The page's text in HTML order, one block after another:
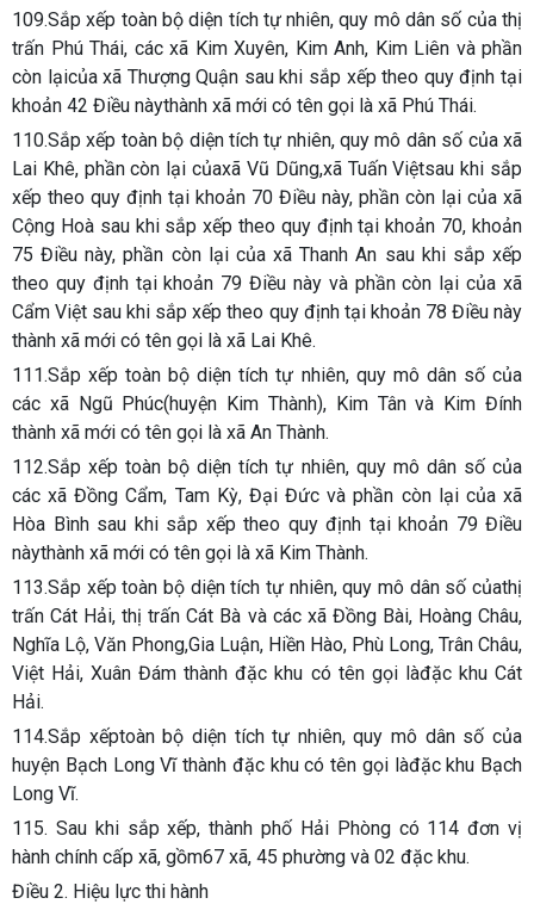
109.Sắp xếp toàn bộ diện tích tự nhiên, quy mô dân số của thị
trấn Phú Thái, các xã Kim Xuyên, Kim Anh, Kim Liên và phần
còn lạicủa xã Thượng Quận sau khi sắp xếp theo quy định tại
khoản 42 Điều nàythành xã mới có tên gọi là xã Phú Thái.
110.Sắp xếp toàn bộ diện tích tự nhiên, quy mô dân số của xã
Lai Khê, phần còn lại củaxã Vũ Dũng,xã Tuấn Việtsau khi sắp
xếp theo quy định tại khoản 70 Điều này, phần còn lại của xã
Cộng Hoà sau khi sắp xếp theo quy định tại khoản 70, khoản
75 Điều này, phần còn lại của xã Thanh An sau khi sắp xếp
theo quy định tại khoản 79 Điều này và phần còn lại của xã
Cẩm Việt sau khi sắp xếp theo quy định tại khoản 78 Điều này
thành xã mới có tên gọi là xã Lai Khê.
111.Sắp xếp toàn bộ diện tích tự nhiên, quy mô dân số của
các xã Ngũ Phúc(huyện Kim Thành), Kim Tân và Kim Đính
thành xã mới có tên gọi là xã An Thành.
112.Sắp xếp toàn bộ diện tích tự nhiên, quy mô dân số của
các xã Đồng Cẩm, Tam Kỳ, Đại Đức và phần còn lại của xã
Hòa Bình sau khi sắp xếp theo quy định tại khoản 79 Điều
nàythành xã mới có tên gọi là xã Kim Thành.
113.Sắp xếp toàn bộ diện tích tự nhiên, quy mô dân số củathị
trấn Cát Hải, thị trấn Cát Bà và các xã Đồng Bài, Hoàng Châu,
Nghĩa Lộ, Văn Phong,Gia Luận, Hiền Hào, Phù Long, Trân Châu,
Việt Hải, Xuân Đám thành đặc khu có tên gọi làđặc khu Cát
Hải.
114.Sắp xếptoàn bộ diện tích tự nhiên, quy mô dân số của
huyện Bạch Long Vĩ thành đặc khu có tên gọi làđặc khu Bạch
Long Vĩ.
115. Sau khi sắp xếp, thành phố Hải Phòng có 114 đơn vị
hành chính cấp xã, gồm67 xã, 45 phường và 02 đặc khu.
Điều 2. Hiệu lực thi hành